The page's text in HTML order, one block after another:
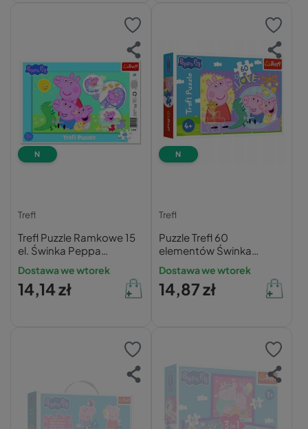
N
Trefl
Trefl Puzzle Ramkowe 15
el. Świnka Peppa
Najmilsza Świnka
Dostawa we wtorek
14,14 zł
N
Trefl
Puzzle Trefl 60
elementów Świnka
Peppa 17414 –
Edukacyjne, Ekologiczne
dla Dzieci 4+
Dostawa we wtorek
14,87 zł